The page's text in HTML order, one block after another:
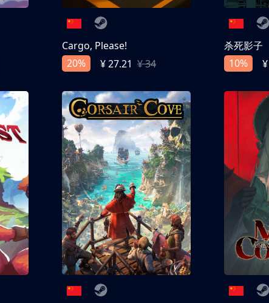
Cargo, Please!
20%
¥ 27.21 ¥ 34
杀死影子
10%